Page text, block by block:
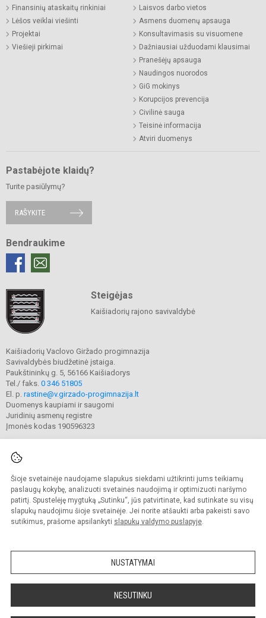
Šioje svetainėje naudojame slapukus siekdami užtikrinti jums teikiamų
paslaugų kokybę, analizuoti svetainės naudojimą ir optimizuoti naršymo
patirtį. Spustelėję mygtuką „Sutinku“, jūs patvirtinate, kad sutinkate su visų
slapukų naudojimu šioje svetainėje. Jei norite atšaukti arba pakeisti savo
sutikimus, prašome apsilankyti slapukų valdymo puslapyje.
NUSTATYMAI
NESUTINKU
Finansinių ataskaitų rinkiniai
Lėšos veiklai viešinti
Projektai
Viešieji pirkimai
Laisvos darbo vietos
Asmens duomenų apsauga
Konsultavimasis su visuomene
Dažniausiai užduodami klausimai
Pranešėjų apsauga
Naudingos nuorodos
GiG mokinys
Korupcijos prevencija
Civilinė sauga
Teisinė informacija
Atviri duomenys
Pastabėjote klaidų?
Turite pasiūlymų?
RAŠYKITE
Bendraukime
Steigėjas
Kaišiadorių rajono savivaldybė
Kaišiadorių Vaclovo Giržado progimnazija
Savivaldybės biudžetinė įstaiga.
Paukštininkų g. 5, 56166 Kaišiadorys
Tel./ faks. 0 346 51805
El. p. rastine@v.girzado-progimnazija.lt
Duomenys kaupiami ir saugomi
Juridinių asmenų registre
Įmonės kodas 190596323
© 2020. Kaišiadorių Vaclovo Giržado progimnazija. Visos teisės saugomos.
Kopijuoti turinį be raštiško gimnazijos sutikimo griežtai draudžiama.
Prieinamumo paraiška Slapukų valdymas
Sumanus būdas atnaujinti